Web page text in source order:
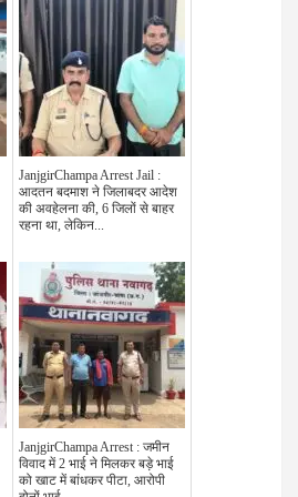
JanjgirChampa Arrest Jail :
आदतन बदमाश ने जिलाबदर आदेश
की अवहेलना की, 6 जिलों से बाहर
रहना था, लेकिन...
JanjgirChampa Arrest : जमीन
विवाद में 2 भाई ने मिलकर बड़े भाई
को खाट में बांधकर पीटा, आरोपी